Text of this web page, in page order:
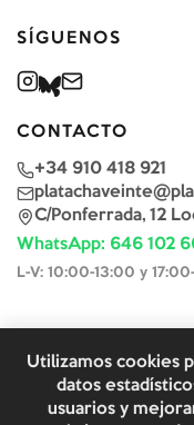
SÍGUENOS
CONTACTO
+34 910 418 921
C/Ponferrada, 12
WhatsApp: 646 102
L-V: 10:00-13:00 y
Utilizamos cookies
datos
usuarios y